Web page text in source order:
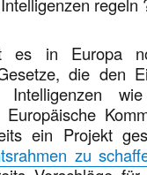
es in Europa
die den
Intelligenzen
ein Projekt
zu